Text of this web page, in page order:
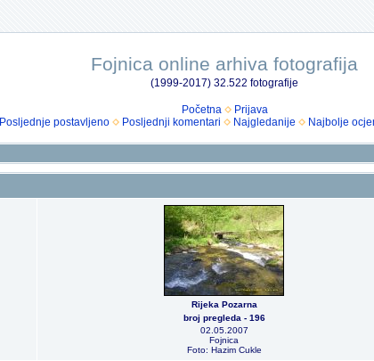
Fojnica online arhiva fotografija
(1999-2017) 32.522 fotografije
Početna
Prijava
Posljednje postavljeno Posljednji komentari Najgledanije Najbolje
Rijeka Pozarna
broj pregleda - 196
02.05.2007
Fojnica
Foto: Hazim Cukle